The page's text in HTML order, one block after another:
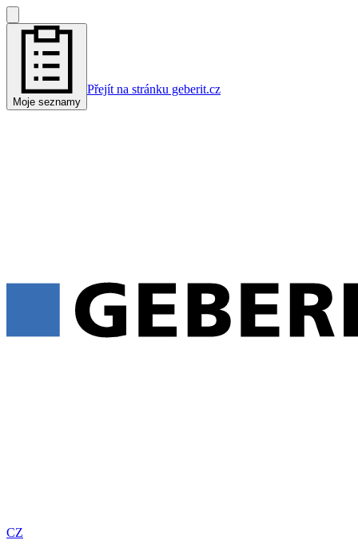
Moje seznamy
Přejít na stránku geberit.cz
CZ